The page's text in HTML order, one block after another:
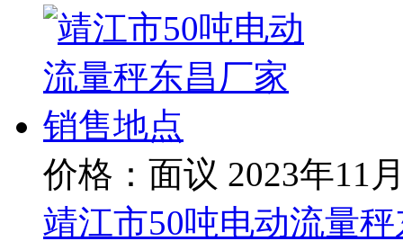
价格：面议 2023年11
靖江市50吨电动流量